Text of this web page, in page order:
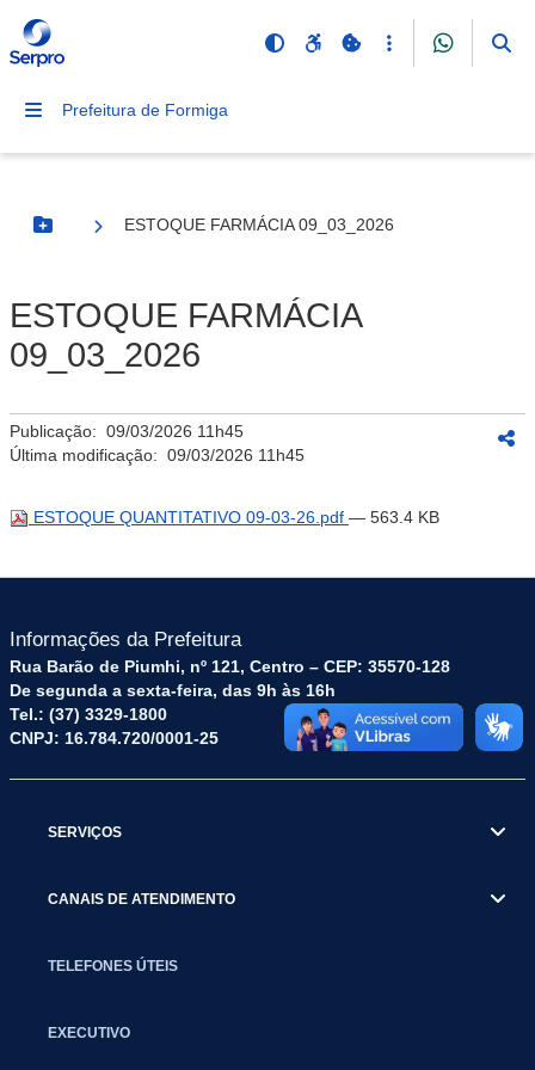
Prefeitura de Formiga
Botão Menu
ESTOQUE FARMÁCIA 09_03_2026
ESTOQUE FARMÁCIA
09_03_2026
Publicação: 09/03/2026 11h45
Última modificação: 09/03/2026 11h45
ESTOQUE QUANTITATIVO 09-03-26.pdf — 563.4 KB
Informações da Prefeitura
Rua Barão de Piumhi, nº 121, Centro – CEP: 35570-128
De segunda a sexta-feira, das 9h às 16h
Tel.: (37) 3329-1800
CNPJ: 16.784.720/0001-25
SERVIÇOS
CANAIS DE ATENDIMENTO
TELEFONES ÚTEIS
EXECUTIVO